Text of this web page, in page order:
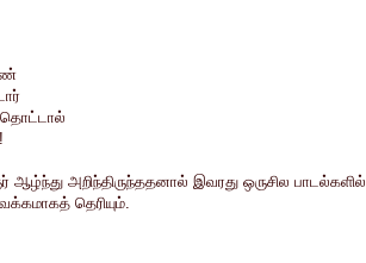
அறிந்திருந்ததனால் இவரது ஒருசில பாடல்களில்
தெரியும்.